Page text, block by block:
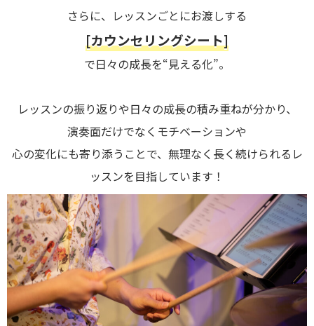
さらに、レッスンごとにお渡しする
[カウンセリングシート]
で日々の成長を“見える化”。
レッスンの振り返りや日々の成長の積み重ねが分かり、
演奏面だけでなくモチベーションや
心の変化にも寄り添うことで、無理なく長く続けられるレ
ッスンを目指しています！